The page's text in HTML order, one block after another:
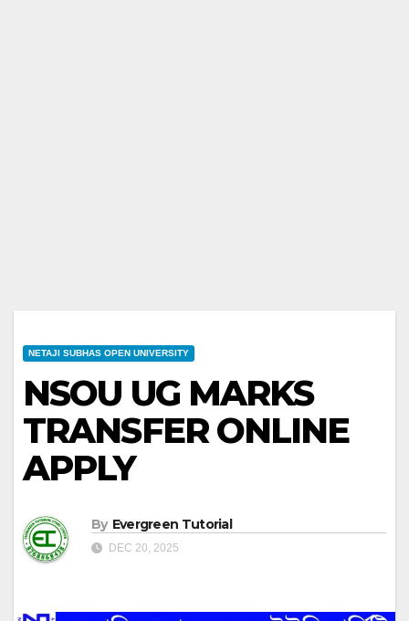
NETAJI SUBHAS OPEN UNIVERSITY
NSOU UG MARKS
TRANSFER ONLINE
APPLY
By Evergreen Tutorial
DEC 20, 2025